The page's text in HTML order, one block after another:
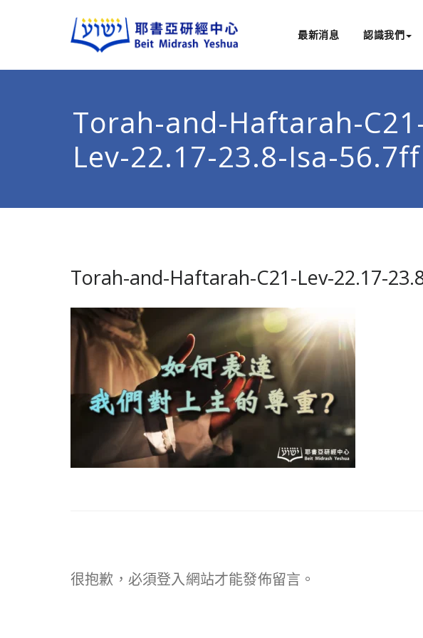
最新消息 認識我們
Torah-and-Haftarah-
Lev-22.17-23.8-Isa-56.7ff
Torah-and-Haftarah-C21-Lev-22.17-
很抱歉，必須登入網站才能發佈留言。